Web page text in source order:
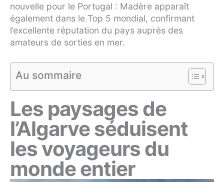
nouvelle pour le Portugal : Madère apparaît
également dans le Top 5 mondial, confirmant
l’excellente réputation du pays auprès des
amateurs de sorties en mer.
Au sommaire
Les paysages de
l’Algarve séduisent
les voyageurs du
monde entier